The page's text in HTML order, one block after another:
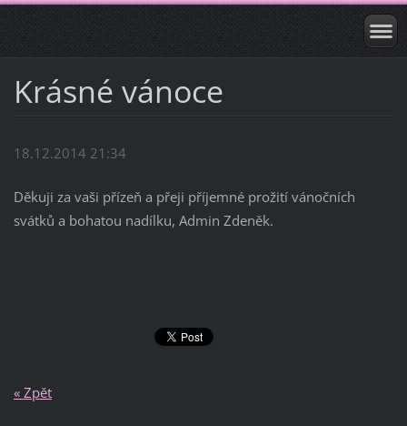
Krásné vánoce
18.12.2014 21:34
Děkuji za vaši přízeň a přeji příjemné prožití vánočních
svátků a bohatou nadílku, Admin Zdeněk.
« Zpět